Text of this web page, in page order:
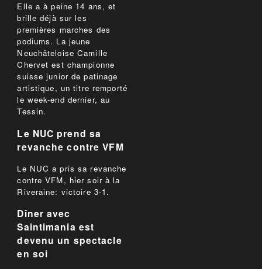
Elle a à peine 14 ans, et
brille déjà sur les
premières marches des
podiums. La jeune
Neuchâteloise Camille
Chervet est championne
suisse junior de patinage
artistique, un titre remporté
le week-end dernier, au
Tessin.
Le NUC prend sa
revanche contre VFM
Le NUC a pris sa revanche
contre VFM, hier soir à la
Riveraine: victoire 3-1.
Dîner avec
Saintimania est
devenu un spectacle
en soi